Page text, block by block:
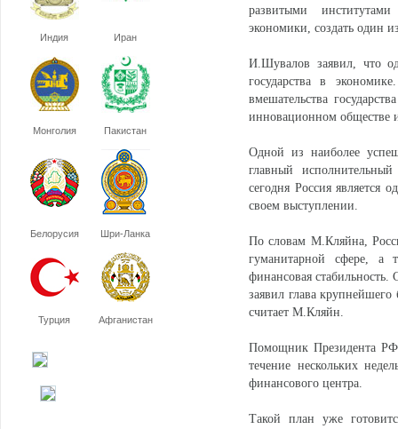
Индия Иран
Монголия Пакистан
Белорусия Шри-Ланка
Турция Афганистан
развитыми
экономики, создать один
И.Шувалов заявил, что
государства в
вмешательства
инновационном обществе
Одной из наиболее
главный
сегодня Россия является
своем выступлении.
По словам М.Кляйна,
гуманитарной сфере, а
финансовая
заявил глава
считает М.Кляйн.
Помощник Президента
течение нескольких
финансового центра.
Такой план уже